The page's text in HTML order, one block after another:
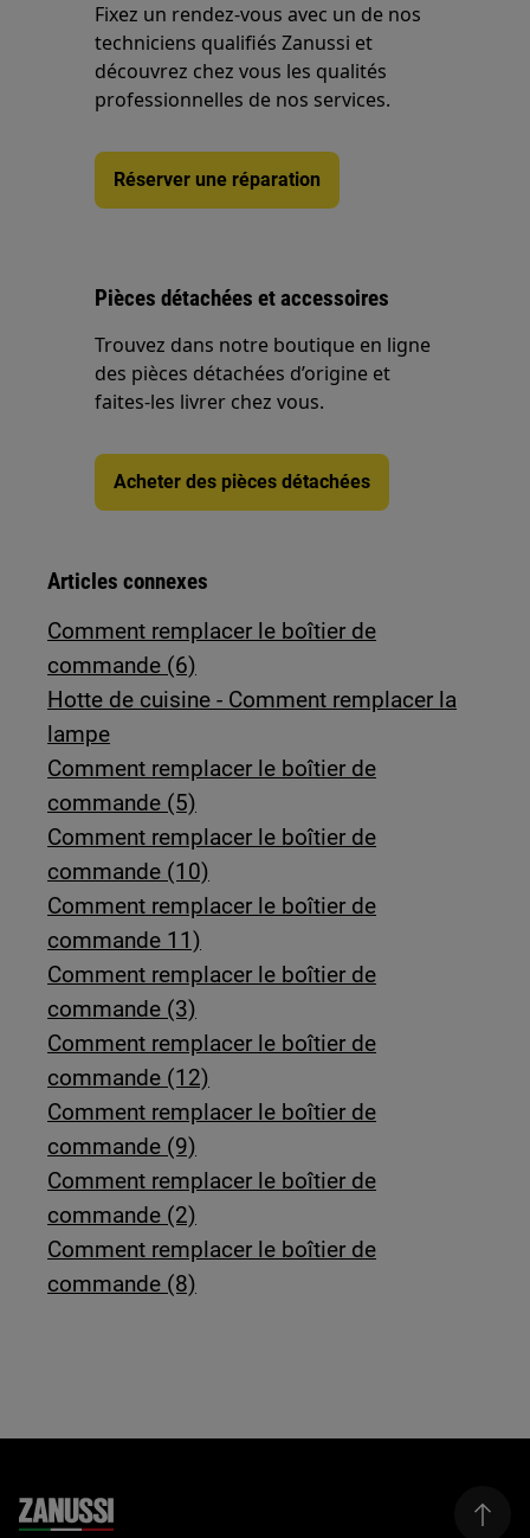
Fixez un rendez-vous avec un de nos
techniciens qualifiés Zanussi et
découvrez chez vous les qualités
professionnelles de nos services.
Réserver une réparation
Pièces détachées et accessoires
Trouvez dans notre boutique en ligne
des pièces détachées d’origine et
faites-les livrer chez vous.
Acheter des pièces détachées
Articles connexes
Comment remplacer le boîtier de
commande (6)
Hotte de cuisine - Comment remplacer la
lampe
Comment remplacer le boîtier de
commande (5)
Comment remplacer le boîtier de
commande (10)
Comment remplacer le boîtier de
commande 11)
Comment remplacer le boîtier de
commande (3)
Comment remplacer le boîtier de
commande (12)
Comment remplacer le boîtier de
commande (9)
Comment remplacer le boîtier de
commande (2)
Comment remplacer le boîtier de
commande (8)